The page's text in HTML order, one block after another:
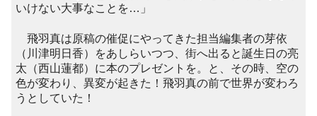
いけない大事なことを…」
飛羽真は原稿の催促にやってきた担当編集者の芽依
（川津明日香）をあしらいつつ、街へ出ると誕生日の亮
太（西山蓮都）に本のプレゼントを。と、その時、空の
色が変わり、異変が起きた！飛羽真の前で世界が変わろ
うとしていた！